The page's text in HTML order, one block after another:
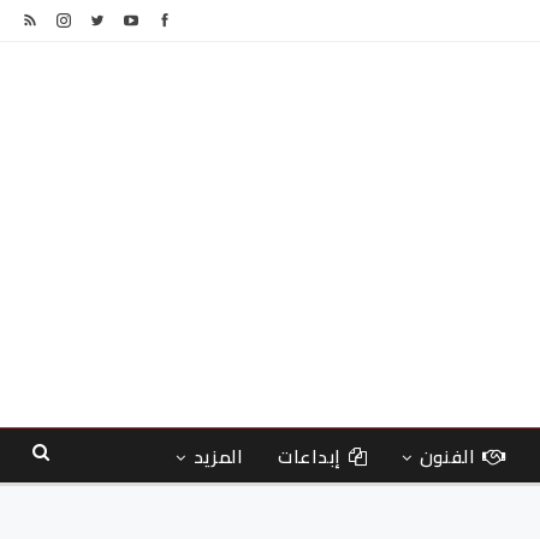
الفنون إبداعات المزيد